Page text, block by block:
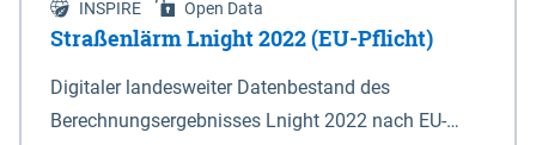
Terrestrischen Referenzsystem 1989 (ETRS 89) mit
der Universalen Transversalen Mercator-Abbildung
bezogen auf die Zone 32 N (UTM 32N) dargestellt
(Anlage 4); Gleiches gilt für die geografischen
INSPIRE Open Data
Straßenlärm Lnight 2022 (EU-Pflicht)
Digitaler landesweiter Datenbestand des
Berechnungsergebnisses Lnight 2022 nach EU-